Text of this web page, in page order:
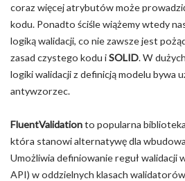
coraz więcej atrybutów może
kodu. Ponadto ściśle wiążemy wtedy
logiką walidacji, co nie zawsze jest
zasad czystego kodu iSOLID. W
logiki walidacji z definicją modelu bywa
antywzorzec.
FluentValidationto popularna
która stanowi alternatywę dla
Umożliwia definiowanie reguł walidacji
API) w oddzielnych klasach